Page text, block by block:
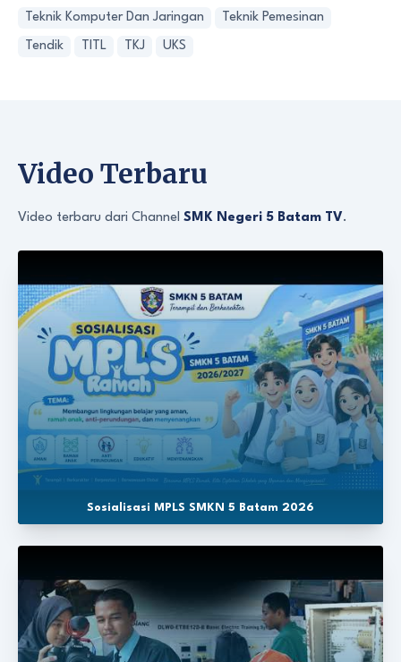
Teknik Komputer Dan Jaringan Teknik Pemesinan
Tendik TITL TKJ UKS
Video Terbaru
Video terbaru dari Channel SMK Negeri 5 Batam TV.
Sosialisasi MPLS SMKN 5 Batam 2026